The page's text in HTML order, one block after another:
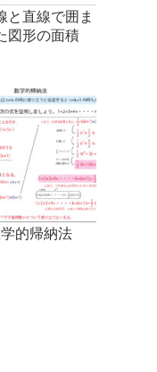
と直線で囲ま
図形の面積
的帰納法